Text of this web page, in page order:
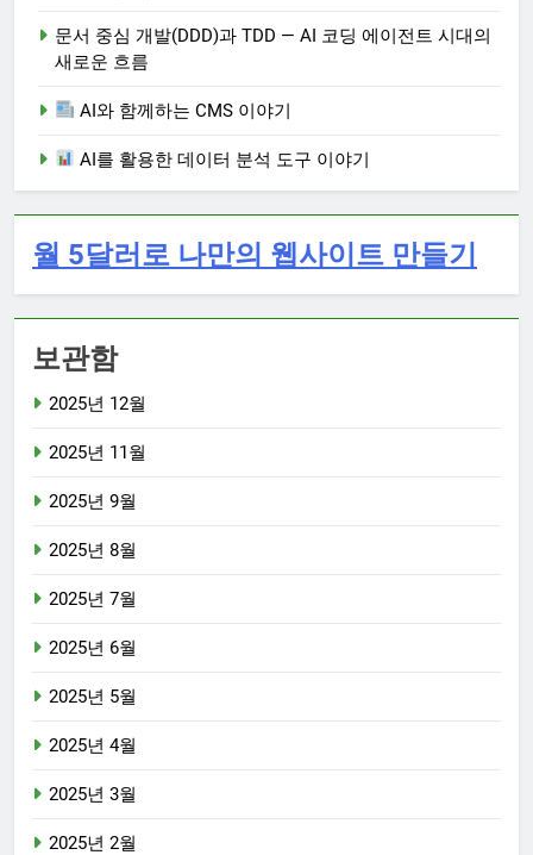
문서 중심 개발(DDD)과 TDD — AI 코딩 에이전트 시대의
새로운 흐름
AI와 함께하는 CMS 이야기
AI를 활용한 데이터 분석 도구 이야기
월 5달러로 나만의 웹사이트 만들기
보관함
2025년 12월
2025년 11월
2025년 9월
2025년 8월
2025년 7월
2025년 6월
2025년 5월
2025년 4월
2025년 3월
2025년 2월